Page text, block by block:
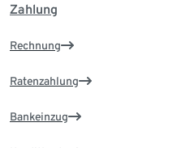
Zahlung
Rechnung
Ratenzahlung
Bankeinzug